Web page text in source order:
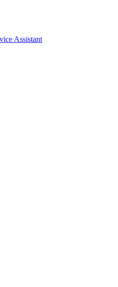
Assistant